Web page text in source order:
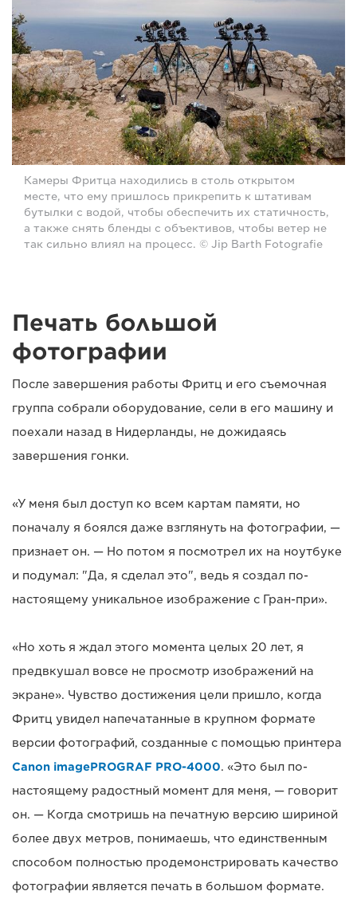
Камеры Фритца находились в столь открытом
месте, что ему пришлось прикрепить к штативам
бутылки с водой, чтобы обеспечить их статичность,
а также снять бленды с объективов, чтобы ветер не
так сильно влиял на процесс. © Jip Barth Fotografie
Печать большой
фотографии
После завершения работы Фритц и его съемочная
группа собрали оборудование, сели в его машину и
поехали назад в Нидерланды, не дожидаясь
завершения гонки.
«У меня был доступ ко всем картам памяти, но
поначалу я боялся даже взглянуть на фотографии, —
признает он. — Но потом я посмотрел их на ноутбуке
и подумал: "Да, я сделал это", ведь я создал по-
настоящему уникальное изображение с Гран-при».
«Но хоть я ждал этого момента целых 20 лет, я
предвкушал вовсе не просмотр изображений на
экране». Чувство достижения цели пришло, когда
Фритц увидел напечатанные в крупном формате
версии фотографий, созданные с помощью принтера
Canon imagePROGRAF PRO-4000. «Это был по-
настоящему радостный момент для меня, — говорит
он. — Когда смотришь на печатную версию шириной
более двух метров, понимаешь, что единственным
способом полностью продемонстрировать качество
фотографии является печать в большом формате.